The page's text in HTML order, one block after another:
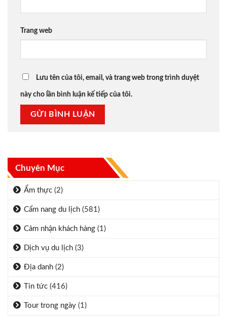
Chuyên Mục
Ẩm thực (2)
Cẩm nang du lịch (581)
Cảm nhận khách hàng (1)
Dịch vụ du lịch (3)
Địa danh (2)
Tin tức (416)
Tour trong ngày (1)
Trang web
Lưu tên của tôi, email, và trang web trong trình duyệt
này cho lần bình luận kế tiếp của tôi.